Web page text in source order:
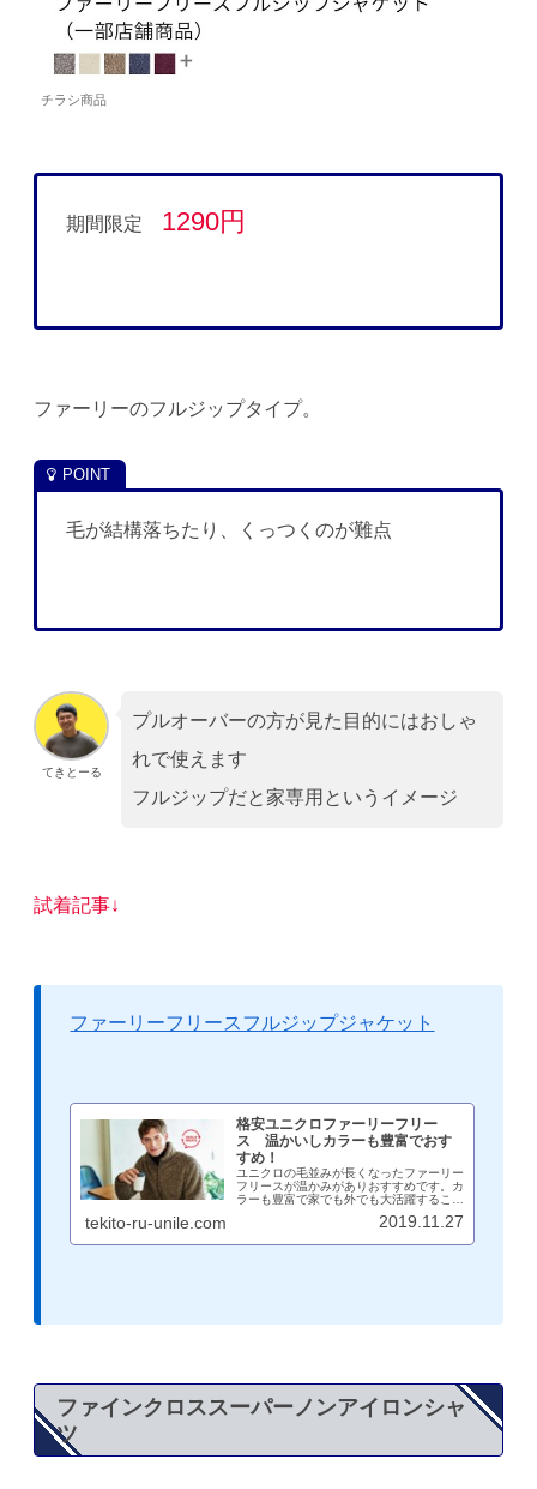
チラシ商品
期間限定 1290円
ファーリーのフルジップタイプ。
毛が結構落ちたり、くっつくのが難点
てきとーる
プルオーバーの方が見た目的にはおしゃ
れで使えます
フルジップだと家専用というイメージ
試着記事↓
ファーリーフリースフルジップジャケット
格安ユニクロファーリーフリー
ス 温かいしカラーも豊富でおす
すめ！
ユニクロの毛並みが長くなったファーリー
フリースが温かみがありおすすめです。カ
ラーも豊富で家でも外でも大活躍すること
ー、サイズ感を着用画像と共に紹介してい
tekito-ru-unile.com 2019.11.27
ファインクロススーパーノンアイロンシャ
ツ